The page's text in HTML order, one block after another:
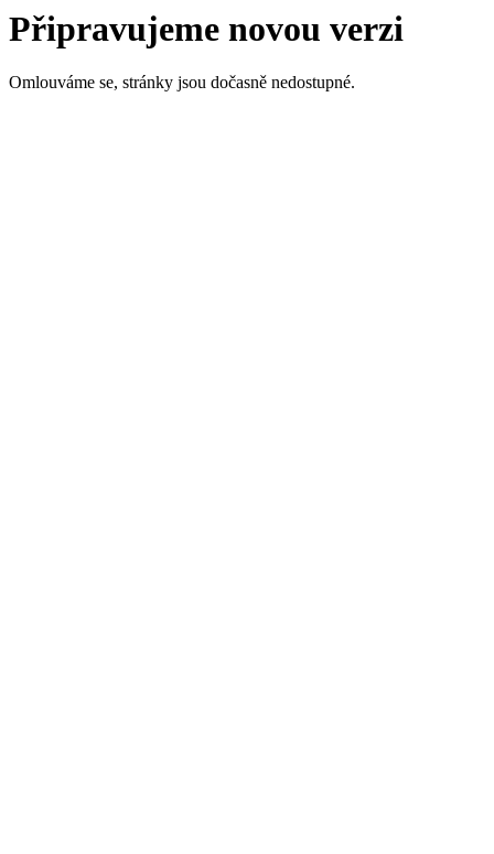
Připravujeme novou verzi
Omlouváme se, stránky jsou dočasně nedostupné.